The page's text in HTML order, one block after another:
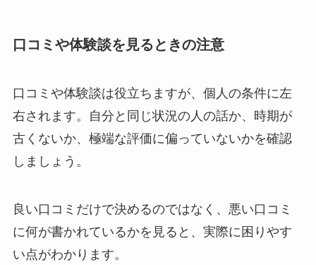
口コミや体験談を見るときの注意
口コミや体験談は役立ちますが、個人の条件に左
右されます。自分と同じ状況の人の話か、時期が
古くないか、極端な評価に偏っていないかを確認
しましょう。
良い口コミだけで決めるのではなく、悪い口コミ
に何が書かれているかを見ると、実際に困りやす
い点がわかります。